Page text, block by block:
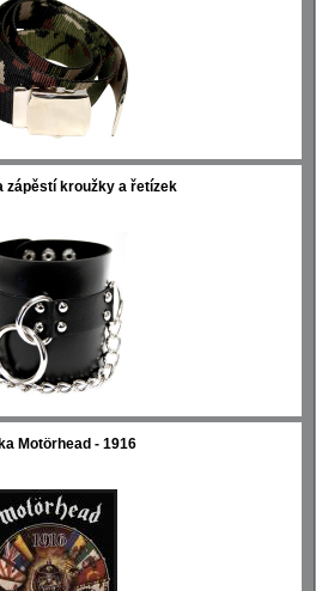
zápěstí kroužky a řetízek
Motörhead - 1916